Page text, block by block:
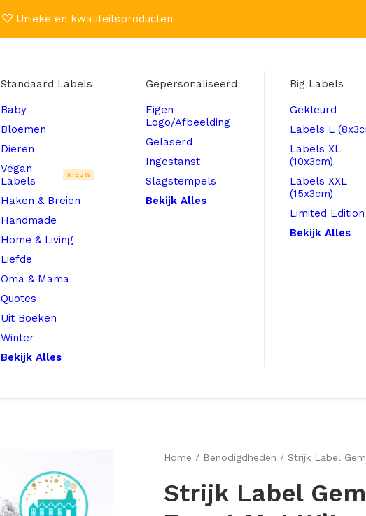
Unieke en kwaliteitsproducten
Standaard Labels
Baby
Bloemen
Dieren
Vegan
Labels
NIEUW
Haken & Breien
Handmade
Home & Living
Liefde
Oma & Mama
Quotes
Uit Boeken
Winter
Bekijk Alles
Gepersonaliseerd
Eigen
Logo/Afbeelding
Gelaserd
Ingestanst
Slagstempels
Bekijk Alles
Big Labels
Gekleurd
Labels L
Labels XL
(10x3cm)
Labels XXL
(15x3cm)
Limited Edition
Bekijk Alles
Home Benodigdheden Strijk Label
Strijk Label